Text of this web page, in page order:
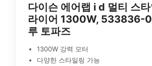
다이슨 에어랩 i d 멀티 스
라이어 1300W, 533836-
루 토파즈
1300W 강력 모터
다양한 스타일링 가능